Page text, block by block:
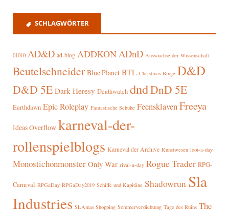
SCHLAGWÖRTER
01010 AD&D ad-blog ADDKON ADnD Auswüchse der Wissenschaft
Beutelschneider Blue Planet BTL Christmas Binge D&D
D&D 5E Dark Heresy Deathwatch dndDnD 5E
Earthdawn Epic Roleplay Fantastische Schuhe FeensklavenFreeya
Ideas Overflow karneval-der-
rollenspielblogs Karneval der Archive Kunstwesen loot-a-day
Monostichonmonster Only War rival-a-day Rogue Trader RPG-
Carnival RPGaDay RPGaDay2019 Schiffe und Kapitäne Shadowrun Sla
Industries SLAmas Shopping Sommerverdichtung Tage des Ruins The